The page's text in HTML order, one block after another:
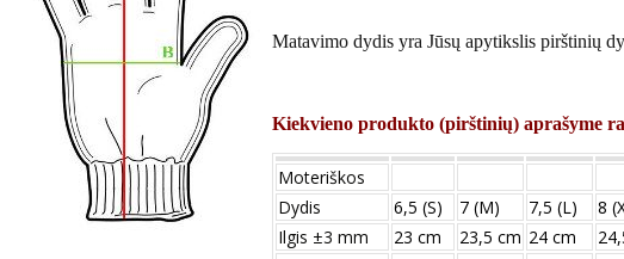
Matavimo dydis yra Jūsų apytikslis pirštinių
Kiekvieno produkto (pirštinių) aprašyme
Moteriškos
Dydis
6,5 (S) 7 (M) 7,5 (L) 8
Ilgis ±3 mm
23 cm 23,5 cm 24 cm